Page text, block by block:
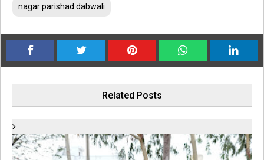
nagar parishad dabwali
Related Posts